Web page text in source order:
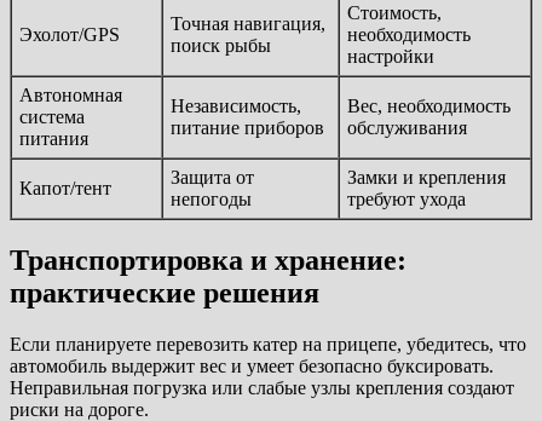
Эхолот/GPS
Точная навигация,
поиск рыбы
Стоимость,
необходимость
настройки
Автономная
система
питания
Независимость,
питание приборов
Вес, необходимость
обслуживания
Капот/тент
Защита от
непогоды
Замки и крепления
требуют ухода
Транспортировка и хранение:
практические решения
Если планируете перевозить катер на прицепе, убедитесь, что
автомобиль выдержит вес и умеет безопасно буксировать.
Неправильная погрузка или слабые узлы крепления создают
риски на дороге.